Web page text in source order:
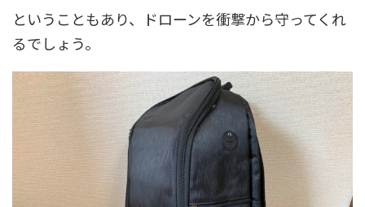
ということもあり、ドローンを衝撃から守ってくれ
るでしょう。